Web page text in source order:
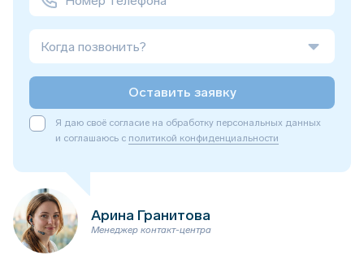
Когда позвонить?
Оставить заявку
Я даю своё согласие на обработку персональных данных
и соглашаюсь с политикой конфиденциальности
Арина Гранитова
Менеджер контакт-центра